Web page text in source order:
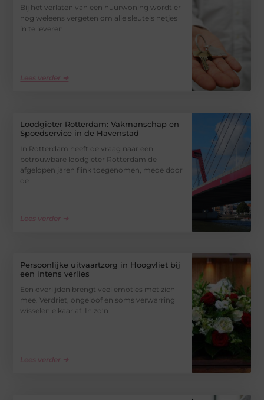
Bij het verlaten van een huurwoning wordt er
nog weleens vergeten om alle sleutels netjes
in te leveren
Lees verder ➜
Loodgieter Rotterdam: Vakmanschap en
Spoedservice in de Havenstad
In Rotterdam heeft de vraag naar een
betrouwbare loodgieter Rotterdam de
afgelopen jaren flink toegenomen, mede door
de
Lees verder ➜
Persoonlijke uitvaartzorg in Hoogvliet bij
een intens verlies
Een overlijden brengt veel emoties met zich
mee. Verdriet, ongeloof en soms verwarring
wisselen elkaar af. In zo’n
Lees verder ➜